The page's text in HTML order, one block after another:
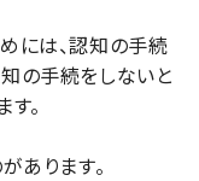
には、認知の手続
の手続をしないと
。
あります。